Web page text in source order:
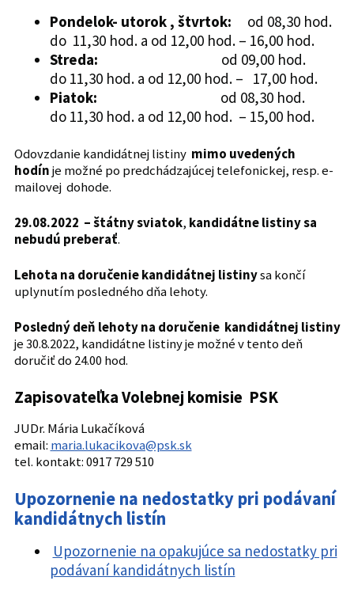
Pondelok- utorok , štvrtok: od 08,30 hod.
do 11,30 hod. a od 12,00 hod. – 16,00 hod.
Streda: od 09,00 hod.
do 11,30 hod. a od 12,00 hod. – 17,00 hod.
Piatok: od 08,30 hod.
do 11,30 hod. a od 12,00 hod. – 15,00 hod.
Odovzdanie kandidátnej listiny mimo uvedených
hodínje možné po predchádzajúcej telefonickej, resp. e-
mailovej dohode.
29.08.2022 – štátny sviatok, kandidátne listiny sa
nebudú preberať.
Lehota na doručenie kandidátnej listinysa končí
uplynutím posledného dňa lehoty.
Posledný deň lehoty na doručenie kandidátnej listiny
je 30.8.2022, kandidátne listiny je možné v tento deň
doručiť do 24.00 hod.
Zapisovateľka Volebnej komisie PSK
JUDr. Mária Lukačíková
email: maria.lukacikova@psk.sk
tel. kontakt: 0917 729 510
Upozornenie na nedostatky pri podávaní
kandidátnych listín
Upozornenie na opakujúce sa nedostatky pri
podávaní kandidátnych listín